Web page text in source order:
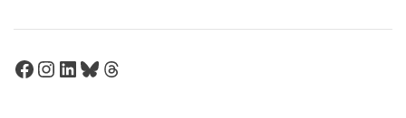
Facebook
Instagram
LinkedIn
Bluesky
Threads